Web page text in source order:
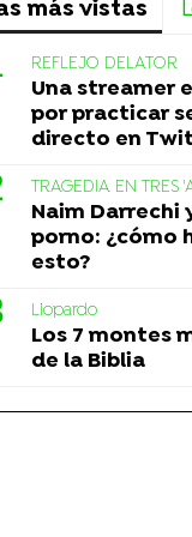
más vistas
REFLEJO DELATOR
Una streamer
por practicar
directo en
TRAGEDIA EN TRES
Naim Darrechi
porno: ¿cómo
esto?
Liopardo
Los 7 montes
de la Biblia